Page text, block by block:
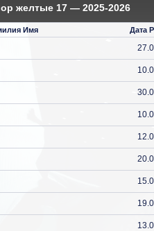
желтые 17 — 2025-2026
Имя Дата